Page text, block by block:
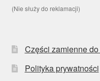
(Nie służy do reklamacji)
Części zamienne
Polityka prywatności